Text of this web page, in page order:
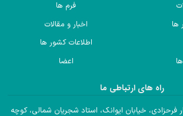
ها
فرم ها
اخبار و مقالات
اطلاعات کشور ها
اعضا
راه های ارتباطی ما
فرحزادی، خیابان ایوانک، استاد شجریان شمالی، کوچه